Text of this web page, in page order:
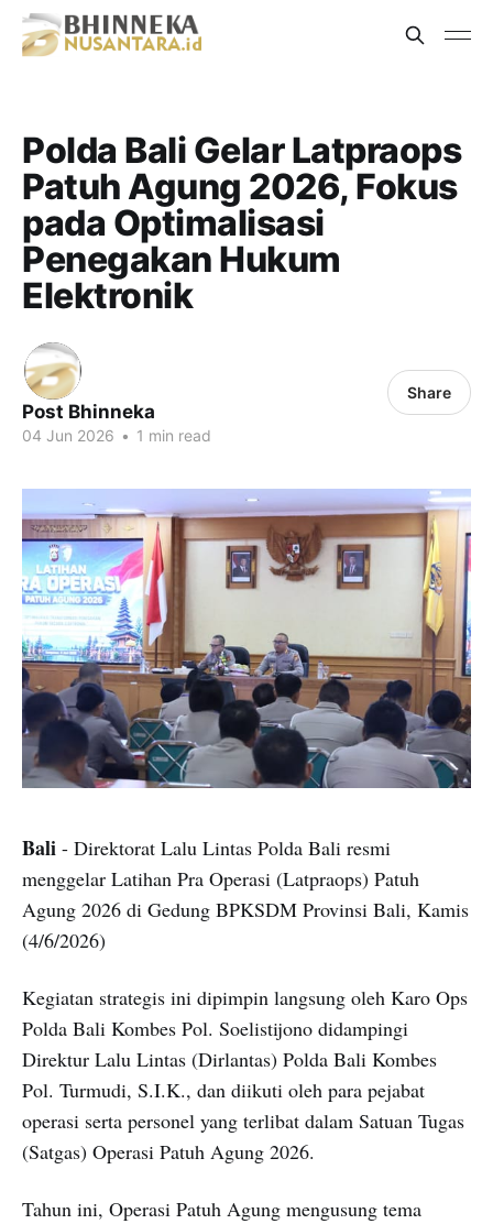
Polda Bali Gelar Latpraops
Patuh Agung 2026, Fokus
pada Optimalisasi
Penegakan Hukum
Elektronik
Post Bhinneka
04 Jun 2026 • 1 min read
Share
Bali - Direktorat Lalu Lintas Polda Bali resmi
menggelar Latihan Pra Operasi (Latpraops) Patuh
Agung 2026 di Gedung BPKSDM Provinsi Bali, Kamis
(4/6/2026)
Kegiatan strategis ini dipimpin langsung oleh Karo Ops
Polda Bali Kombes Pol. Soelistijono didampingi
Direktur Lalu Lintas (Dirlantas) Polda Bali Kombes
Pol. Turmudi, S.I.K., dan diikuti oleh para pejabat
operasi serta personel yang terlibat dalam Satuan Tugas
(Satgas) Operasi Patuh Agung 2026.
Tahun ini, Operasi Patuh Agung mengusung tema